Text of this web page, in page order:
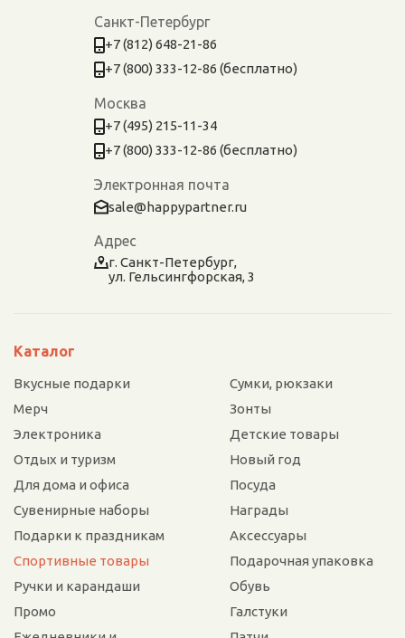
Санкт-Петербург
+7 (812) 648-21-86
+7 (800) 333-12-86 (бесплатно)
Москва
+7 (495) 215-11-34
+7 (800) 333-12-86 (бесплатно)
Электронная почта
sale@happypartner.ru
Адрес
г. Санкт-Петербург,
ул. Гельсингфорская, 3
Каталог
Вкусные подарки
Мерч
Электроника
Отдых и туризм
Для дома и офиса
Сувенирные наборы
Подарки к праздникам
Спортивные товары
Ручки и карандаши
Промо
Сумки, рюкзаки
Зонты
Детские товары
Новый год
Посуда
Награды
Аксессуары
Подарочная упаковка
Обувь
Галстуки